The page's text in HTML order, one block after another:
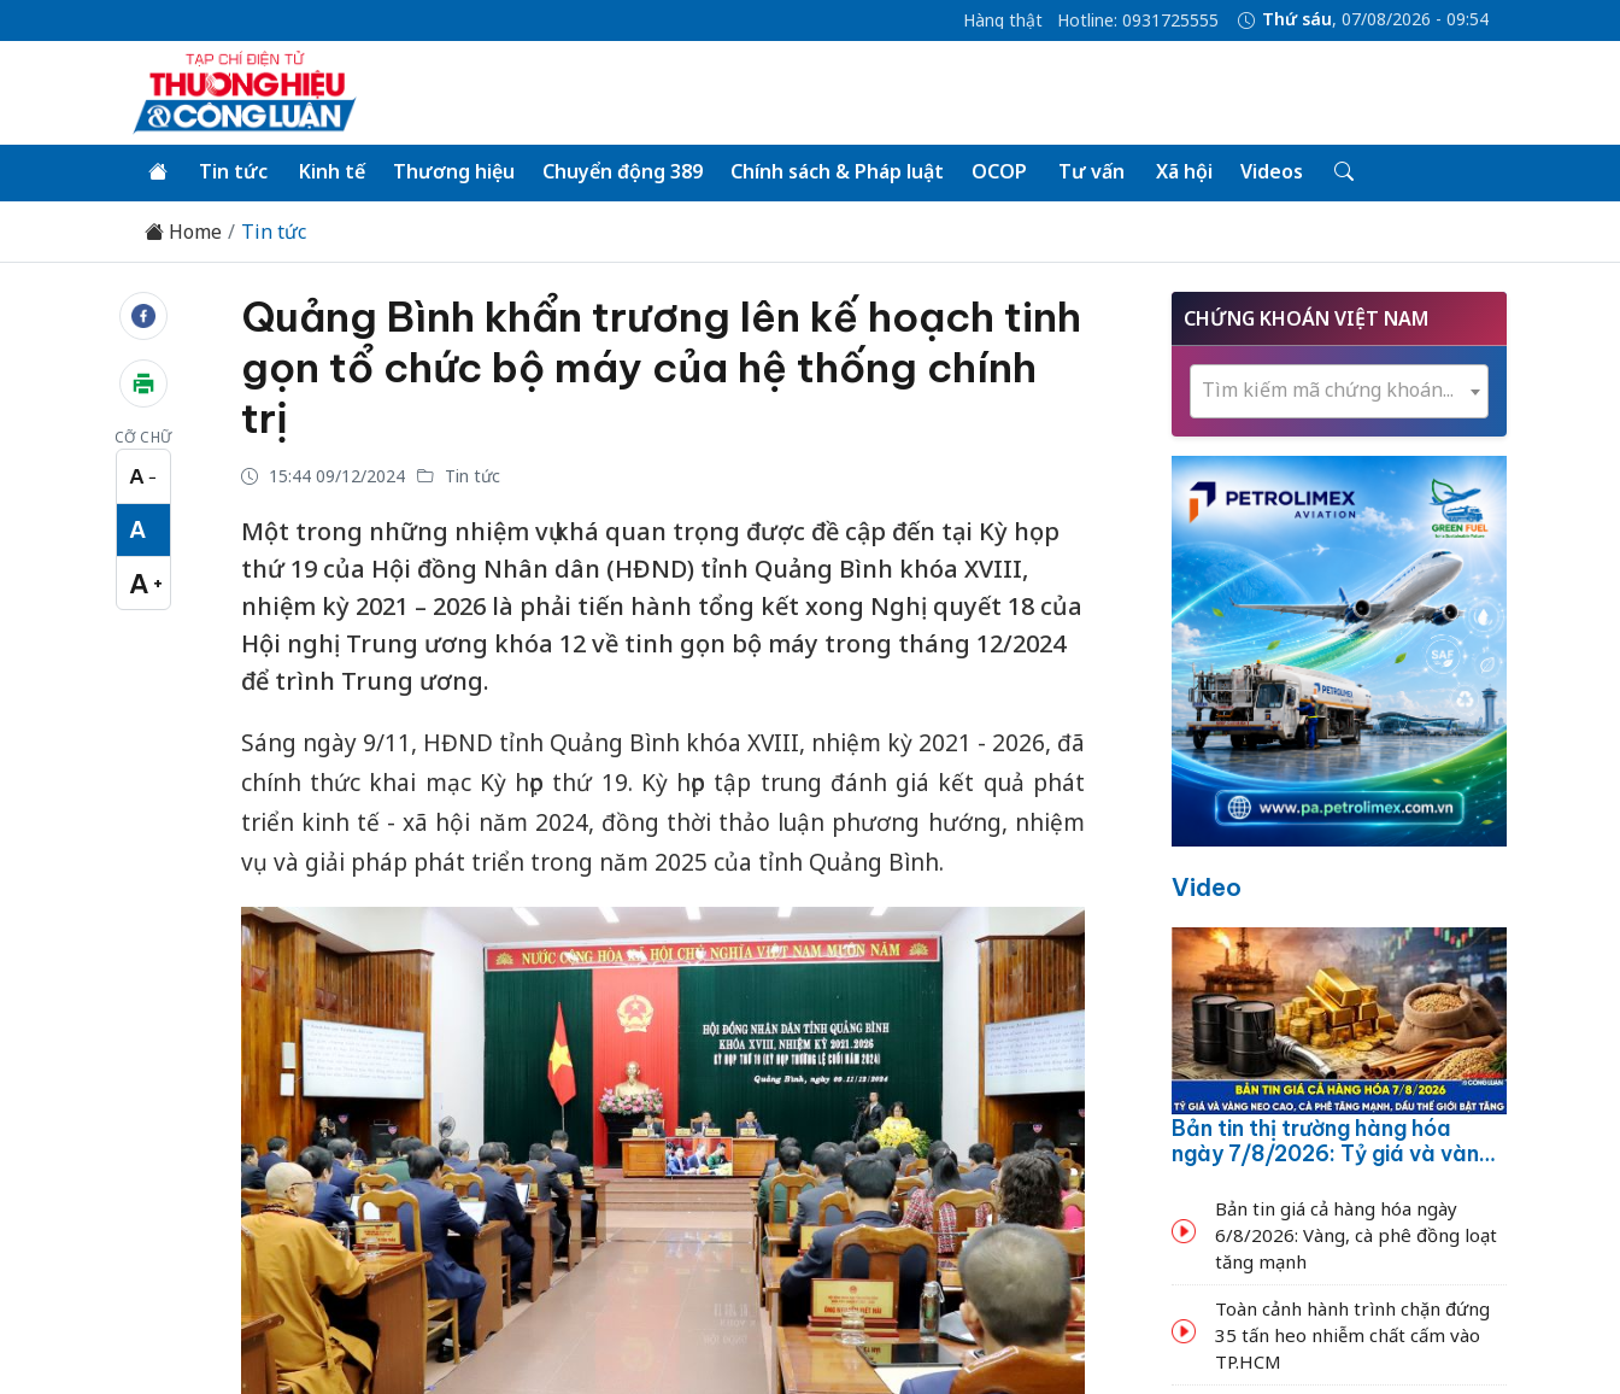
Hàng thật Hotline: 0931725555 Thứ sáu, 07/08/2026 - 09:54
Tin tức Kinh tế Thương hiệu Chuyển động 389 Chính sách & Pháp luật OCOP Tư vấn Xã hội Videos
Home Tin tức
CỠ CHỮ
A −
Cỡ chữ nhỏ
A
Cỡ chữ vừa
A +
Cỡ chữ lớn
Quảng Bình khẩn trương lên kế hoạch tinh
gọn tổ chức bộ máy của hệ thống chính
trị
15:44 09/12/2024 Tin tức
Một trong những nhiệm vụ khá quan trọng được đề cập đến tại Kỳ họp
thứ 19 của Hội đồng Nhân dân (HĐND) tỉnh Quảng Bình khóa XVIII,
nhiệm kỳ 2021 – 2026 là phải tiến hành tổng kết xong Nghị quyết 18 của
Hội nghị Trung ương khóa 12 về tinh gọn bộ máy trong tháng 12/2024
để trình Trung ương.
Sáng ngày 9/11, HĐND tỉnh Quảng Bình khóa XVIII, nhiệm kỳ 2021 - 2026, đã
chính thức khai mạc Kỳ họp thứ 19. Kỳ họp tập trung đánh giá kết quả phát
triển kinh tế - xã hội năm 2024, đồng thời thảo luận phương hướng, nhiệm
vụ và giải pháp phát triển trong năm 2025 của tỉnh Quảng Bình.
CHỨNG KHOÁN VIỆT NAM
Tìm kiếm mã chứng khoán...
Video
Bản tin thị trường hàng hóa
ngày 7/8/2026: Tỷ giá và vàng
dầu thế giới bật tăng
Bản tin giá cả hàng hóa ngày
6/8/2026: Vàng, cà phê đồng loạt
tăng mạnh
Toàn cảnh hành trình chặn đứng
35 tấn heo nhiễm chất cấm vào
TP.HCM